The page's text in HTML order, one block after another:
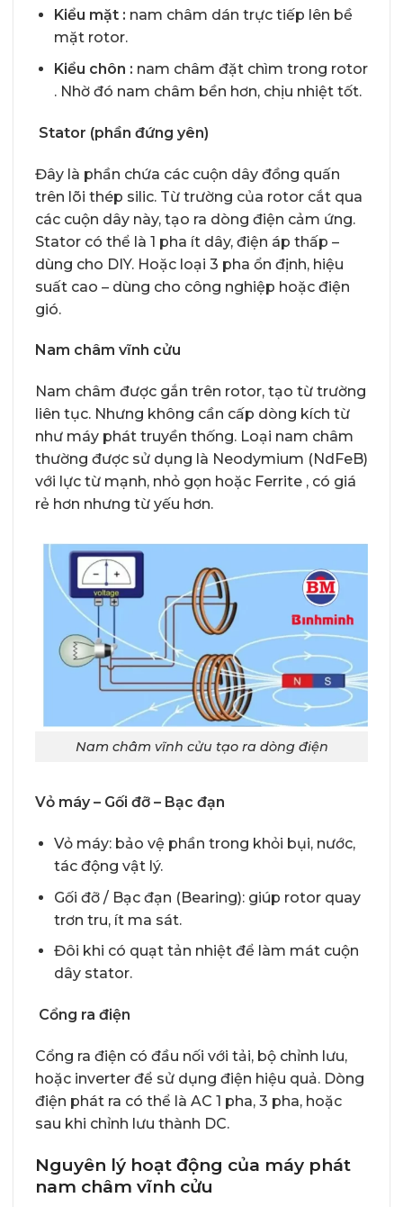
Kiểu mặt : nam châm dán trực tiếp lên bề
mặt rotor.
Kiểu chôn : nam châm đặt chìm trong rotor
. Nhờ đó nam châm bền hơn, chịu nhiệt tốt.
Stator (phần đứng yên)
Đây là phần chứa các cuộn dây đồng quấn
trên lõi thép silic. Từ trường của rotor cắt qua
các cuộn dây này, tạo ra dòng điện cảm ứng.
Stator có thể là 1 pha ít dây, điện áp thấp –
dùng cho DIY. Hoặc loại 3 pha ổn định, hiệu
suất cao – dùng cho công nghiệp hoặc điện
gió.
Nam châm vĩnh cửu
Nam châm được gắn trên rotor, tạo từ trường
liên tục. Nhưng không cần cấp dòng kích từ
như máy phát truyền thống. Loại nam châm
thường được sử dụng là Neodymium (NdFeB)
với lực từ mạnh, nhỏ gọn hoặc Ferrite , có giá
rẻ hơn nhưng từ yếu hơn.
Nam châm vĩnh cửu tạo ra dòng điện
Vỏ máy – Gối đỡ – Bạc đạn
Vỏ máy: bảo vệ phần trong khỏi bụi, nước,
tác động vật lý.
Gối đỡ / Bạc đạn (Bearing): giúp rotor quay
trơn tru, ít ma sát.
Đôi khi có quạt tản nhiệt để làm mát cuộn
dây stator.
Cổng ra điện
Cổng ra điện có đầu nối với tải, bộ chỉnh lưu,
hoặc inverter để sử dụng điện hiệu quả. Dòng
điện phát ra có thể là AC 1 pha, 3 pha, hoặc
sau khi chỉnh lưu thành DC.
Nguyên lý hoạt động của máy phát
nam châm vĩnh cửu